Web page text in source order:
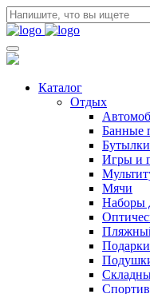
Каталог
Отдых
Банные
Игры и
Мячи
Наборы